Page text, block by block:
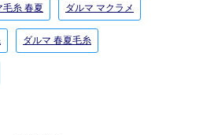
毛糸 春夏 ダルマ マクラメ
ダルマ 春夏毛糸